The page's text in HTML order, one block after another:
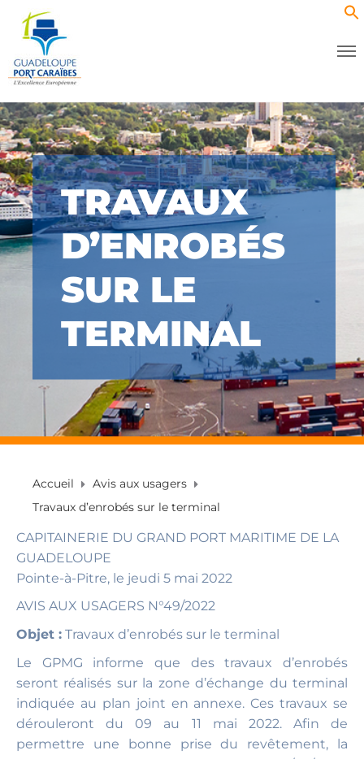
TRAVAUX
D’ENROBÉS
SUR LE
TERMINAL
Accueil
Avis aux usagers
Travaux d’enrobés sur le terminal
CAPITAINERIE DU GRAND PORT MARITIME DE LA
GUADELOUPE
Pointe-à-Pitre, le jeudi 5 mai 2022
AVIS AUX USAGERS N°49/2022
Objet : Travaux d’enrobés sur le terminal
Le GPMG informe que des travaux d’enrobés
seront réalisés sur la zone d’échange du terminal
indiquée au plan joint en annexe. Ces travaux se
dérouleront du 09 au 11 mai 2022. Afin de
permettre une bonne prise du revêtement, la